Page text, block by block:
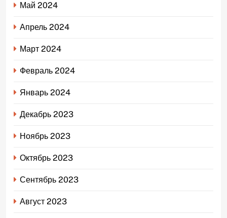
Май 2024
Апрель 2024
Март 2024
Февраль 2024
Январь 2024
Декабрь 2023
Ноябрь 2023
Октябрь 2023
Сентябрь 2023
Август 2023